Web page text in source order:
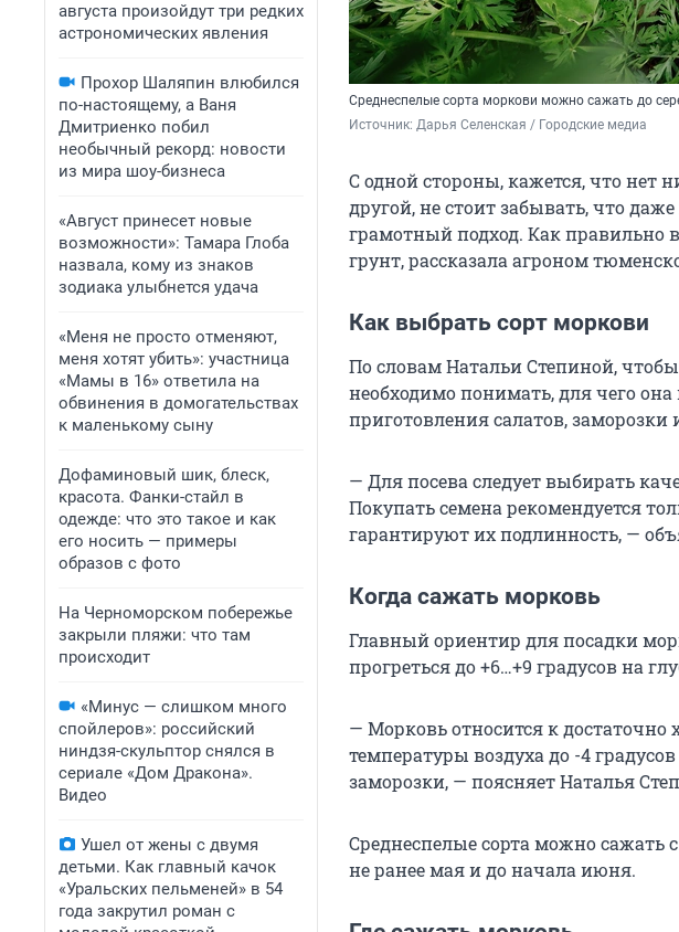
августа произойдут три редких
астрономических явления
Прохор Шаляпин влюбился
по-настоящему, а Ваня
Дмитриенко побил
необычный рекорд: новости
из мира шоу-бизнеса
«Август принесет новые
возможности»: Тамара Глоба
назвала, кому из знаков
зодиака улыбнется удача
«Меня не просто отменяют,
меня хотят убить»: участница
«Мамы в 16» ответила на
обвинения в домогательствах
к маленькому сыну
Дофаминовый шик, блеск,
красота. Фанки-стайл в
одежде: что это такое и как
его носить — примеры
образов с фото
На Черноморском побережье
закрыли пляжи: что там
происходит
«Минус — слишком много
спойлеров»: российский
ниндзя-скульптор снялся в
сериале «Дом Дракона».
Видео
Ушел от жены с двумя
детьми. Как главный качок
«Уральских пельменей» в 54
года закрутил роман с
Среднеспелые сорта моркови можно сажать до
Источник: Дарья Селенская / Городские медиа
С одной стороны, кажется, что нет
другой, не стоит забывать, что
грамотный подход. Как
грунт, рассказала агроном
Как выбрать сорт моркови
По словам Натальи Степиной,
необходимо понимать, для чего
приготовления салатов, заморозки
— Для посева следует выбирать
Покупать семена рекомендуется
гарантируют их подлинность, —
Когда сажать морковь
Главный ориентир для посадки
прогреться до +6…+9 градусов на
— Морковь относится к
температуры воздуха до -4
заморозки, — поясняет Наталья
Среднеспелые сорта можно сажать
не ранее мая и до начала июня.